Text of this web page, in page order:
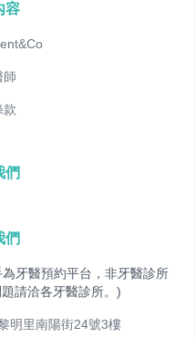
容
師
款
們
們
牙醫預約平台，非牙醫診所
請洽各牙醫診所。)
明里南陽街24號3樓